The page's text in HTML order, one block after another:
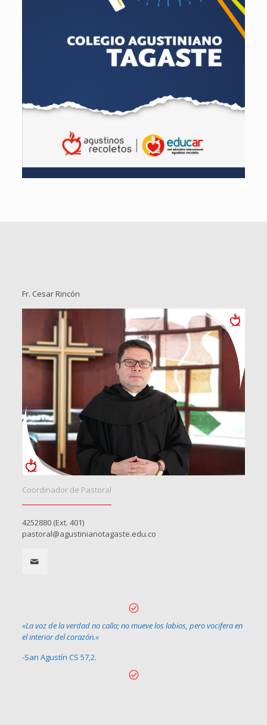
Fr. Cesar Rincón
Coordinador de Pastoral
4252880 (Ext. 401)
pastoral@agustinianotagaste.edu.co
«La voz de la verdad no calla; no mueve los labios, pero vocifera en
el interior del corazón.«
-San Agustín CS 57,2.